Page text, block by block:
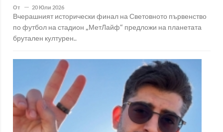
От 20 Юли 2026
Вчерашният исторически финал на Световното първенство
по футбол на стадион „МетЛайф“ предложи на планетата
брутален културен..